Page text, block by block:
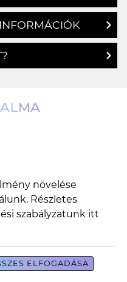
út 25.
Általános szerződési feltételek
növelése
Részletes
szabályzatunk itt
ELFOGADÁSA